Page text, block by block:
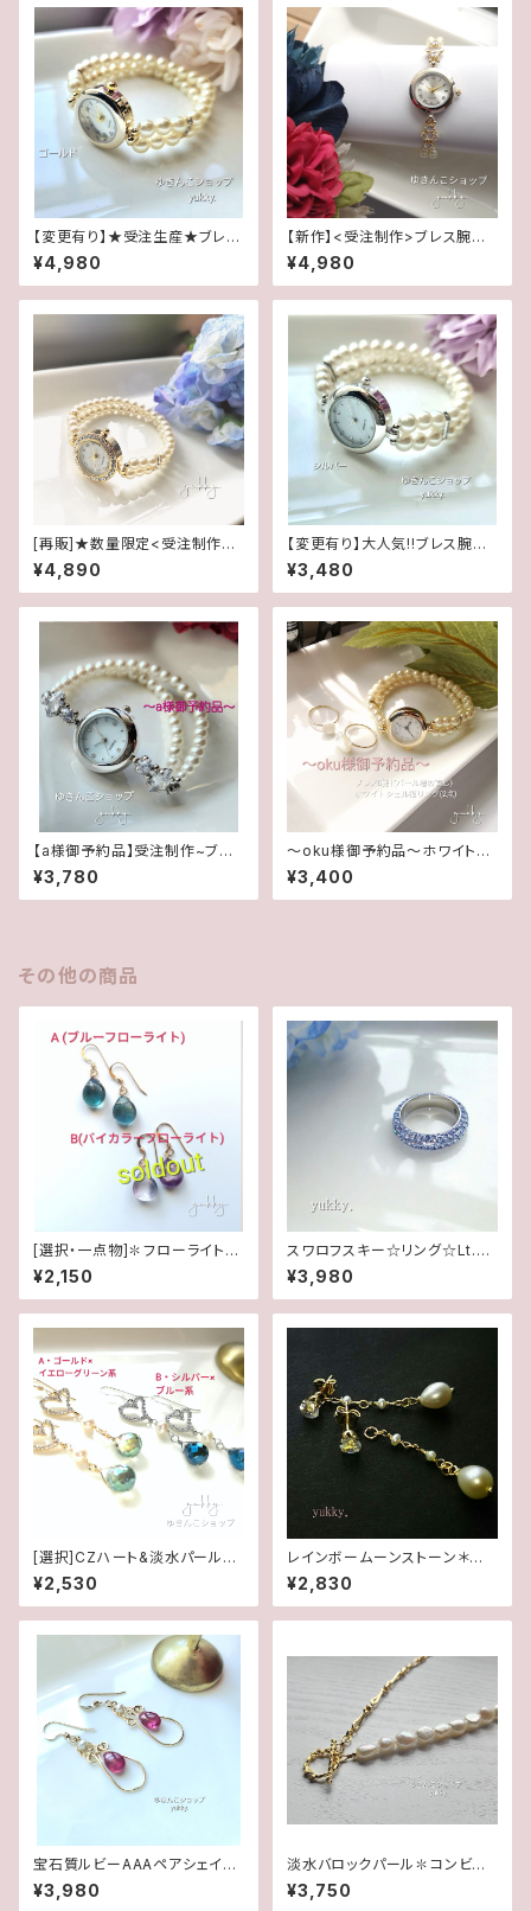
【変更有り】★受注生産★ブレス
腕時計(パール･クリーム系ゴー
ルド)･A
¥4,980
【新作】<受注制作>ブレス腕時
計★キュービックジルコニア(ゴ
ールド)
¥4,980
[再販]★数量限定<受注制作>
ブレス腕時計＊石付ホワイト(パ
ール5mm･クリーム系ゴールド)
¥4,890
【変更有り】大人気!!ブレス腕時
計(パール･ホワイト系シルバ
ー)･A
¥3,480
【a様御予約品】受注制作~ブレ
ス時計S(キュービックジルコニ
ア)
¥3,780
～oku様御予約品～ホワイトシ
ェル猫14kgfリング(2点)/ブレス
時計パール増お直し
¥3,400
その他の商品
[選択・一点物]✽フローライト＊
(1ペア)14kgfピアス
¥2,150
スワロフスキー☆リング☆Lt.サ
ファイヤ(11.5号)
¥3,980
[選択]CZハート&淡水パール✽
カットガラス(1ペア)14kgf/SFピ
アスorイヤリング
¥2,530
レインボームーンストーン＊淡
水2wayポストピアス14kgf
¥2,830
宝石質ルビーAAAペアシェイプ
✽淡水パール14kgfデザインピ
アス/イヤリング
¥3,980
淡水バロックパール✽コンビチ
ェーンネックレス★
¥3,750